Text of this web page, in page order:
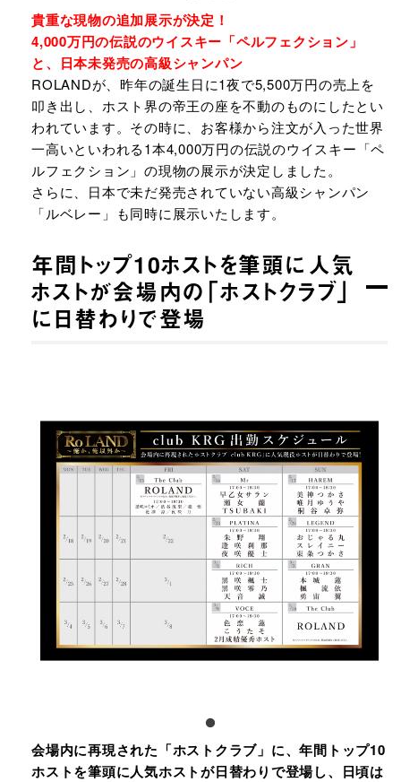
貴重な現物の追加展示が決定！
4,000万円の伝説のウイスキー「ペルフェクション」
と、日本未発売の高級シャンパン
ROLANDが、昨年の誕生日に1夜で5,500万円の売上を
叩き出し、ホスト界の帝王の座を不動のものにしたとい
われています。その時に、お客様から注文が入った世界
一高いといわれる1本4,000万円の伝説のウイスキー「ペ
ルフェクション」の現物の展示が決定しました。
さらに、日本で未だ発売されていない高級シャンパン
「ルベレー」も同時に展示いたします。
年間トップ10ホストを筆頭に人気
ホストが会場内の「ホストクラブ」
に日替わりで登場
会場内に再現された「ホストクラブ」に、年間トップ10
ホストを筆頭に人気ホストが日替わりで登場し、日頃は